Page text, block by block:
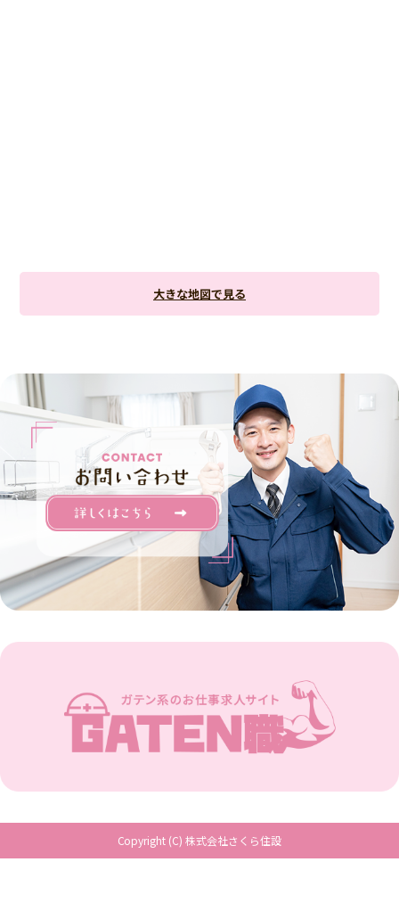
大きな地図で見る
Copyright (C) 株式会社さくら住設